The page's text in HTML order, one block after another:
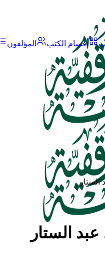
أقسام الكتب المؤلفون
الستار
الستار